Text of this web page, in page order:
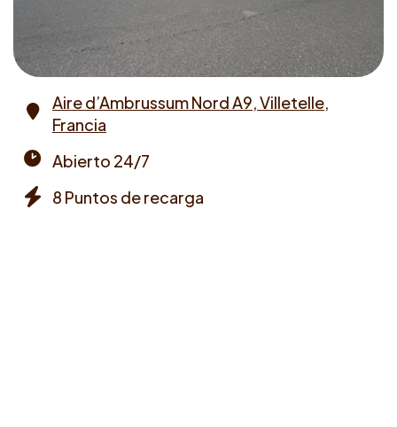
Address
Aire d’Ambrussum Nord A9, Villetelle,
Francia
times
Abierto 24/7
8 Puntos de recarga